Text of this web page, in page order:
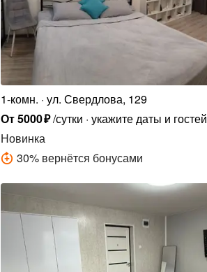
1-комн. ул. Свердлова, 129
От5000₽/сутки укажите даты и гостей
Новинка
30% вернётся бонусами